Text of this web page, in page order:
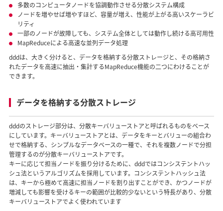
多数のコンピュータノードを協調動作させる分散システム構成
ノードを増やせば増やすほど、容量が増え、性能が上がる高いスケーラビ
リティ
一部のノードが故障しても、システム全体としては動作し続ける高可用性
MapReduceによる高速な並列データ処理
dddは、大きく分けると、データを格納する分散ストレージと、その格納さ
れたデータを高速に抽出・集計するMapReduce機能の二つにわけることが
できます。
データを格納する分散ストレージ
dddのストレージ部分は、分散キーバリューストアと呼ばれるものをベース
にしています。キーバリューストアとは、データをキーとバリューの組合わ
せで格納する、シンプルなデータベースの一種で、それを複数ノードで分担
管理するのが分散キーバリューストアです。
キーに応じて担当ノードを振り分けるために、dddではコンシステントハッ
シュ法というアルゴリズムを採用しています。コンシステントハッシュ法
は、キーから極めて高速に担当ノードを割り出すことができ、かつノードが
増減しても影響を受けるキーの範囲が比較的少ないという特長があり、分散
キーバリューストアでよく使われています